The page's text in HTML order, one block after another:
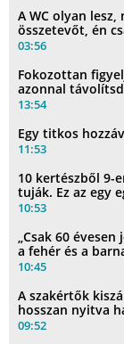
A WC olyan
összetevőt, én
03:56
Fokozottan
azonnal
13:54
Egy titkos
11:53
10 kertészből 9-
tuják. Ez az egy
10:53
„Csak 60
a fehér és a
10:45
A szakértők
hosszan nyitva
09:52